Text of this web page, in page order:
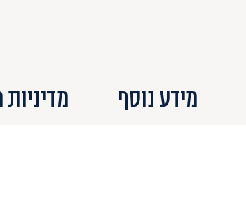
מידע נוסף